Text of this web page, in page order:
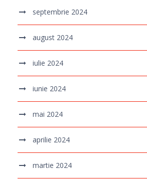
septembrie 2024
august 2024
iulie 2024
iunie 2024
mai 2024
aprilie 2024
martie 2024